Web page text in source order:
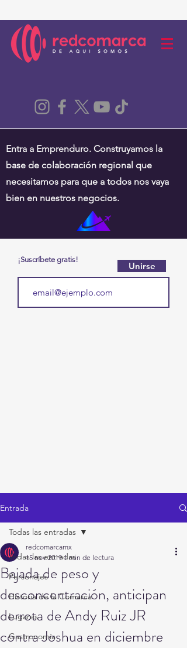
Entra a Emprenduro. Construyamos la
base de colaboración regional que
necesitamos para que a todos nos vaya
bien en nuestros negocios.
¡Suscríbete gratis!
Unirse
Entrada
Todas las entradas
Personajes
Historia de la Comarca
Lugares
Gastronomía
Todas las entradas
Bajada de peso y
desconcentración, anticipan
derrota de Andy Ruiz JR
contra Joshua en diciembre
redcomarcamx
15 nov 2019 1 min de lectura